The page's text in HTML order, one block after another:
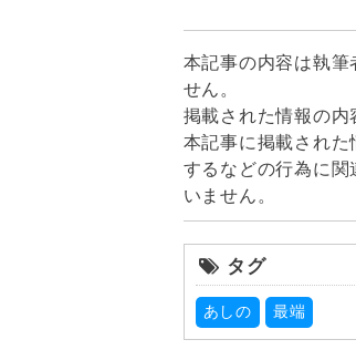
本記事の内容は執筆
せん。
掲載された情報の内
本記事に掲載され
するなどの行為に
いません。
タグ
あしの 最端